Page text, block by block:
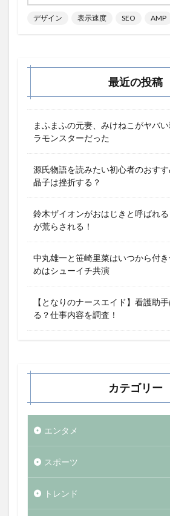
デザイン 表示速度 SEO AMP
最近の投稿
まふまふの元妻、みけねこがヤバ
ラモンスターだった
源氏物語を読みたい初心者のおす
晶子は挫折する？
鈴木ザイオンがおはじきと呼ばれ
が荒らされる！
中丸雄一と笹崎里菜はいつから付
めはシューイチ共演
【となりのナースエイド】看護助
る？仕事内容を調査！
カテゴリー
エンタメ
スポーツ
トレンド